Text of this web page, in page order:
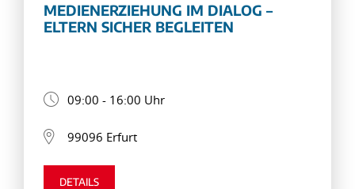
MEDIENERZIEHUNG IM DIALOG –
ELTERN SICHER BEGLEITEN
09:00 - 16:00 Uhr
99096 Erfurt
DETAILS